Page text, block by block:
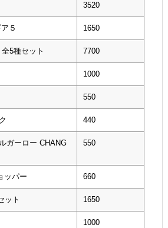
3520
５ 1650
5種セット 7700
1000
550
440
ガーロー CHANG
550
ッパー 660
ット 1650
1000